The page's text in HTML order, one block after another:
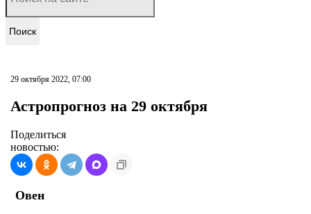
Поиск
29 октября 2022, 07:00
Астропрогноз на 29 октября
Поделиться
новостью:
Овен